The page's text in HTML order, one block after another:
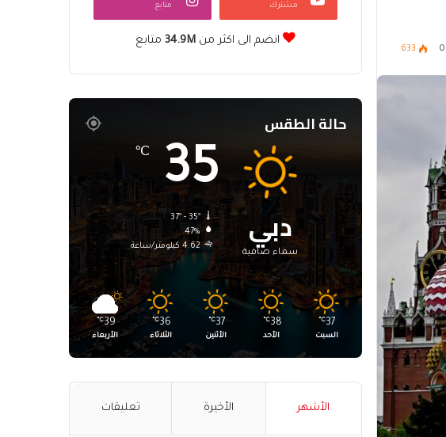
0
633
مشترك متابع
انضم الى اكثر من34.9M متابع
حالة الطقس
دبي
سماء صافية
35
℃
37º - 35º
47%
4.62 كيلومتر/ساعة
37
℃
السبت
38
℃
الأحد
37
℃
الأثنين
36
℃
الثلاثاء
39
℃
الأربعاء
الأشهر الأخيرة تعليقات